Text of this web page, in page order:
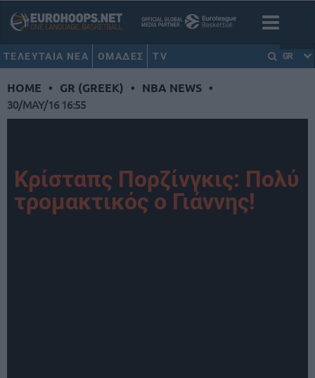
ΤΕΛΕΥΤΑΙΑ ΝΕΑ ΟΜΑΔΕΣ TV GR
HOME • GR (GREEK) • NBA NEWS •
30/MAY/16 16:55
Κρίσταπς Πορζίνγκις: Πολύ
τρομακτικός ο Γιάννης!